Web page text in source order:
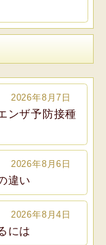
2026年8月7日
ンザ予防接種
2026年8月6日
違い
2026年8月4日
には